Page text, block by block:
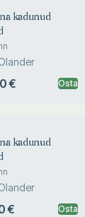
kadunud
€ Osta
kadunud
€ Osta